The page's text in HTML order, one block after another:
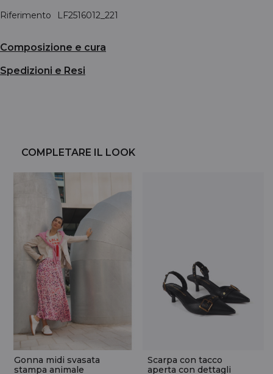
Riferimento
LF2516012_221
Composizione e cura
Spedizioni e Resi
COMPLETARE IL LOOK
Gonna midi svasata
stampa animale
Scarpa con tacco
aperta con dettagli